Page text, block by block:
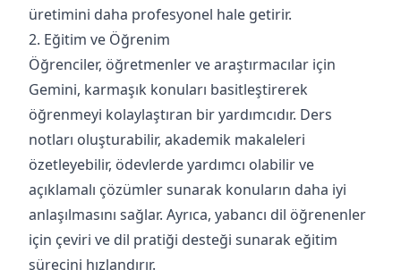
üretimini daha profesyonel hale getirir.
2. Eğitim ve Öğrenim
Öğrenciler, öğretmenler ve araştırmacılar için
Gemini, karmaşık konuları basitleştirerek
öğrenmeyi kolaylaştıran bir yardımcıdır. Ders
notları oluşturabilir, akademik makaleleri
özetleyebilir, ödevlerde yardımcı olabilir ve
açıklamalı çözümler sunarak konuların daha iyi
anlaşılmasını sağlar. Ayrıca, yabancı dil öğrenenler
için çeviri ve dil pratiği desteği sunarak eğitim
sürecini hızlandırır.